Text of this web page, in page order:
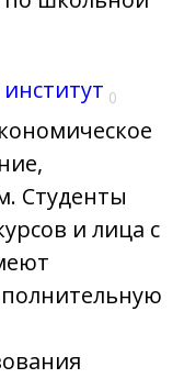
0
Студенты
и лица с